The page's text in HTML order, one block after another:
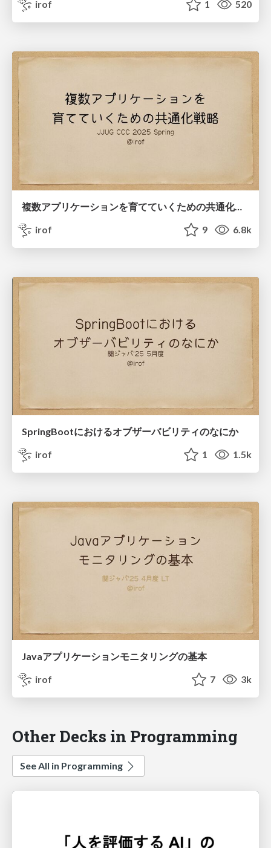
irof 1 520
複数アプリケーションを育てていくための共通化戦略
irof
9 6.8k
SpringBootにおけるオブザーバビリティのなにか
irof
1 1.5k
Javaアプリケーションモニタリングの基本
irof
7 3k
Other Decks in Programming
See All in Programming